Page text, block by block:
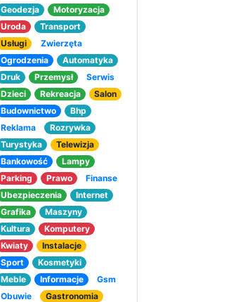
Geodezja
Motoryzacja
Uroda
Transport
Usługi
Zwierzęta
Ogrodzenia
Automatyka
Druk
Przemysł
Serwis
Dzieci
Rekreacja
Salon
Budownictwo
Bhp
Reklama
Rozrywka
Turystyka
Telewizja
Bankowość
Lampy
Parking
Prawo
Finanse
Ubezpieczenia
Internet
Grafika
Maszyny
Kultura
Komputery
Kwiaty
Instalacje
Sport
Kosmetyki
Meble
Informacje
Gsm
Obuwie
Gastronomia